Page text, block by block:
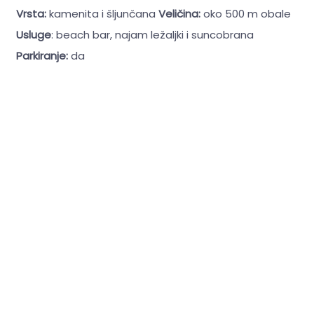
Vrsta:kamenita i šljunčana Veličina:oko 500 m obale
Usluge: beach bar, najam ležaljki i suncobrana
Parkiranje:da